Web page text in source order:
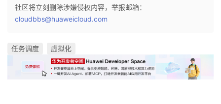
社区将立刻删除涉嫌侵权内容，举报邮箱：
cloudbbs@huaweicloud.com
任务调度 虚拟化